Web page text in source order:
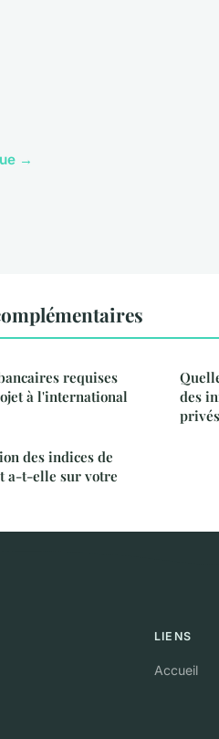
→
requises
à l'international
des indices de
a-t-elle sur votre
des
LIENS
Accueil